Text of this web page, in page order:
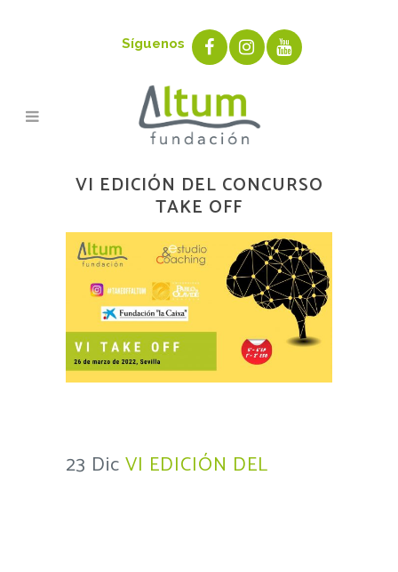
Síguenos
VI EDICIÓN DEL CONCURSO
TAKE OFF
23 DicVI EDICIÓN DEL